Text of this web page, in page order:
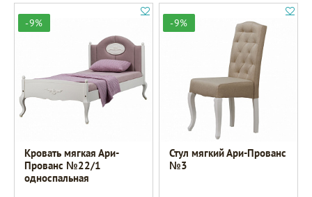
-9%
Кровать мягкая Ари-
Прованс №22/1
односпальная
-9%
Стул мягкий Ари-Прованс
№3